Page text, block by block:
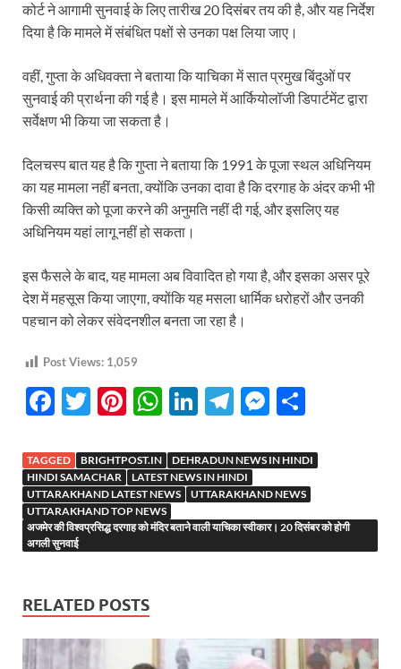
कोर्ट ने आगामी सुनवाई के लिए तारीख 20 दिसंबर तय की है, और यह निर्देश
दिया है कि मामले में संबंधित पक्षों से उनका पक्ष लिया जाए।
वहीं, गुप्ता के अधिवक्ता ने बताया कि याचिका में सात प्रमुख बिंदुओं पर
सुनवाई की प्रार्थना की गई है। इस मामले में आर्कियोलॉजी डिपार्टमेंट द्वारा
सर्वेक्षण भी किया जा सकता है।
दिलचस्प बात यह है कि गुप्ता ने बताया कि 1991 के पूजा स्थल अधिनियम
का यह मामला नहीं बनता, क्योंकि उनका दावा है कि दरगाह के अंदर कभी भी
किसी व्यक्ति को पूजा करने की अनुमति नहीं दी गई, और इसलिए यह
अधिनियम यहां लागू नहीं हो सकता।
इस फैसले के बाद, यह मामला अब विवादित हो गया है, और इसका असर पूरे
देश में महसूस किया जाएगा, क्योंकि यह मसला धार्मिक धरोहरों और उनकी
पहचान को लेकर संवेदनशील बनता जा रहा है।
Post Views: 1,059
F
e
b
o
o
T
itt
er
Pi
er
es
t
W
at
s
A
p
Li
k
e
dI
n
T
e
gr
a
m
M
se
n
g
er
ar
e
TAGGED BRIGHTPOST.IN
DEHRADUN NEWS IN HINDI
HINDI SAMACHAR
LATEST NEWS IN HINDI
UTTARAKHAND LATEST NEWS
UTTARAKHAND NEWS
UTTARAKHAND TOP NEWS
अजमेर की विश्वप्रसिद्ध दरगाह को मंदिर बताने वाली याचिका स्वीकार। 20 दिसंबर को होगी
अगली सुनवाई
RELATED POSTS